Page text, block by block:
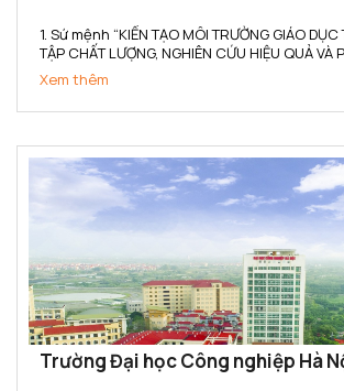
1. Sứ mệnh “KIẾN TẠO MÔI TRƯỜNG GIÁO
TẬP CHẤT LƯỢNG, NGHIÊN CỨU HIỆU QUẢ VÀ
VỮNG” (1) Trường Đại học Thành Đô kiến tạo
không gian tích hợp Học – Hành – Nghề -
Xem thêm
Trường Đại học Công nghiệp Hà